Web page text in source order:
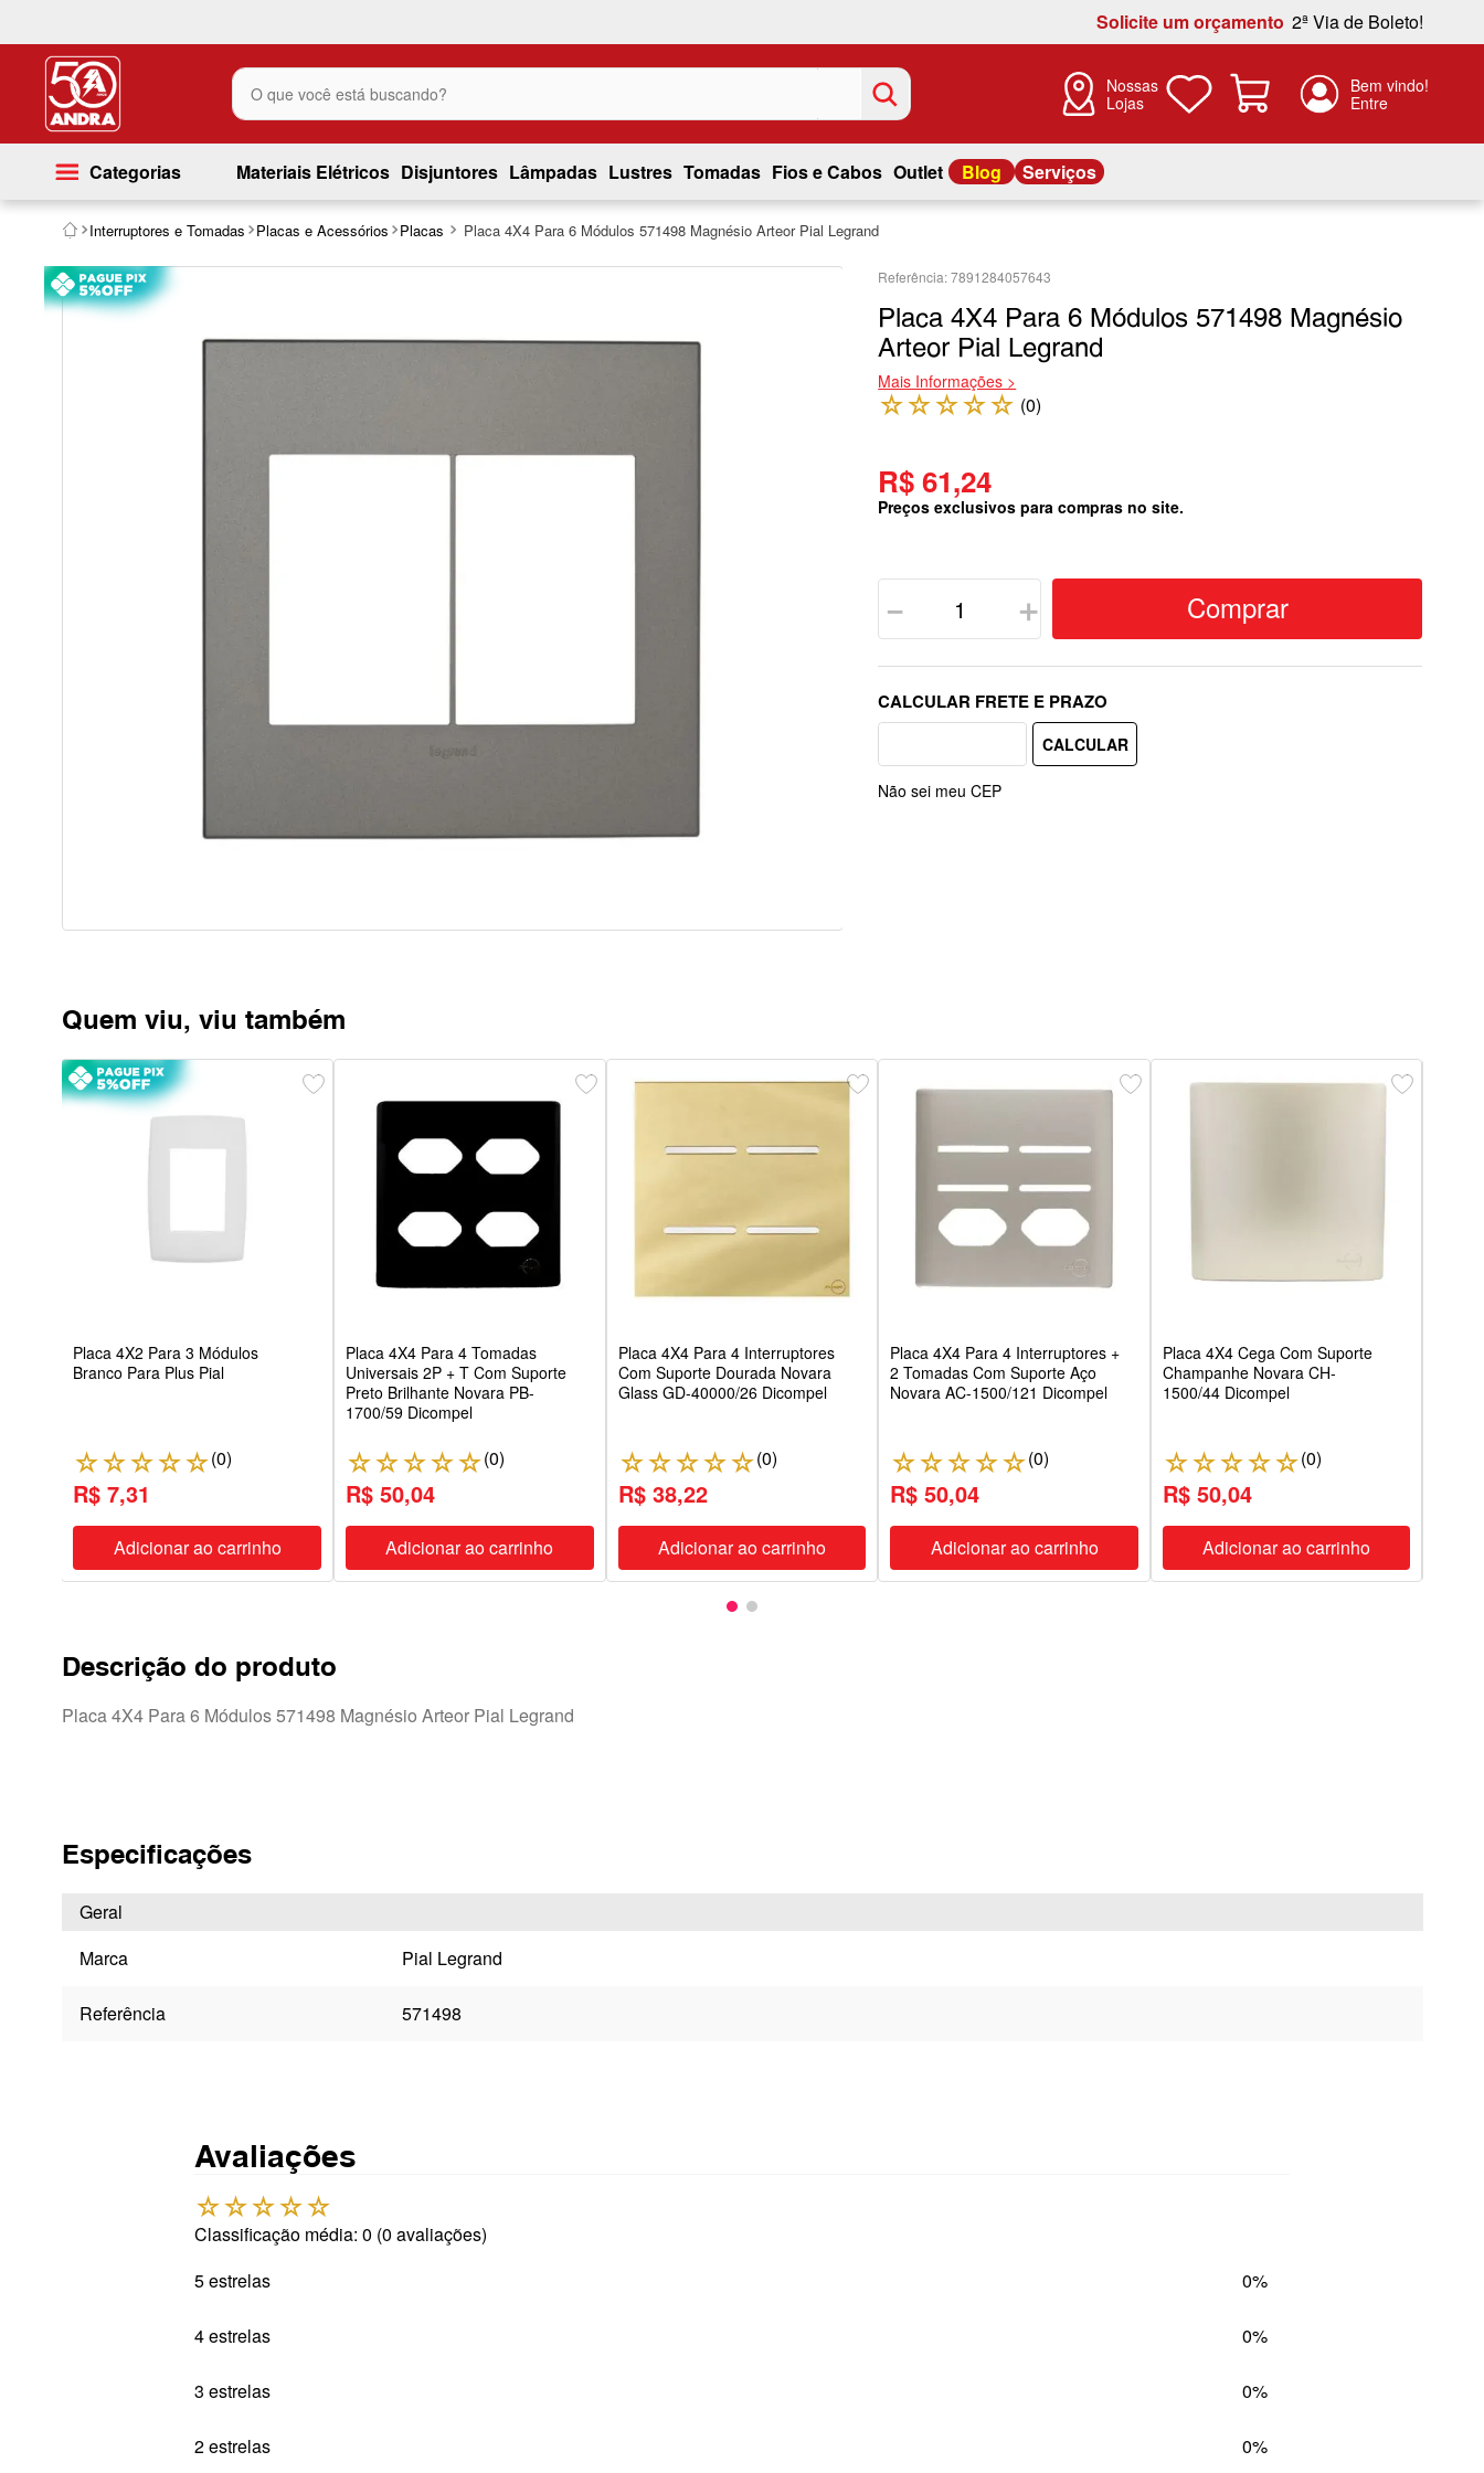
Solicite um orçamento 2ª Via de Boleto!
O que você está buscando?
Nossas
Lojas
Categorias Materiais Elétricos Disjuntores Lâmpadas Lustres Tomadas Fios e Cabos Outlet Blog Serviços
Interruptores e Tomadas Placas e Acessórios Placas Placa 4X4 Para 6 Módulos 571498 Magnésio Arteor Pial Legrand
7891284057643
Placa 4X4 Para 6 Módulos 571498 Magnésio
Arteor Pial Legrand
Mais Informações >
☆☆☆☆☆ (0)
R$ 61,24
Preços exclusivos para compras no site.
＋
－ Comprar
Não sei meu CEP
Quem viu, viu também
Placa 4X2 Para 3 Módulos
Branco Para Plus Pial
☆☆☆☆☆(0)
R$ 7,31
Adicionar ao carrinho
Placa 4X4 Para 4 Tomadas
Universais 2P + T Com Suporte
Preto Brilhante Novara PB-
1700/59 Dicompel
☆☆☆☆☆(0)
R$ 50,04
Adicionar ao carrinho
Placa 4X4 Para 4 Interruptores
Com Suporte Dourada Novara
Glass GD-40000/26 Dicompel
☆☆☆☆☆(0)
R$ 38,22
Adicionar ao carrinho
Placa 4X4 Para 4 Interruptores +
2 Tomadas Com Suporte Aço
Novara AC-1500/121 Dicompel
☆☆☆☆☆(0)
R$ 50,04
Adicionar ao carrinho
Placa 4X4 Cega Com Suporte
Champanhe Novara CH-
1500/44 Dicompel
☆☆☆☆☆(0)
R$ 50,04
Adicionar ao carrinho
Descrição do produto
Placa 4X4 Para 6 Módulos 571498 Magnésio Arteor Pial Legrand
Especificações
Geral
Marca
Pial Legrand
Referência 571498
Avaliações
☆☆☆☆☆
Classificação média: 0 (0 avaliações)
5 estrelas
0%
4 estrelas 0%
3 estrelas 0%
2 estrelas 0%